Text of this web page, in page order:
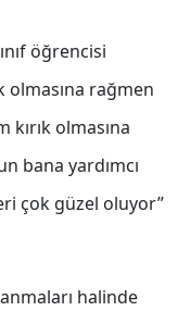
öğrencisi
olmasına rağmen
kırık olmasına
bana yardımcı
çok güzel oluyor”
halinde